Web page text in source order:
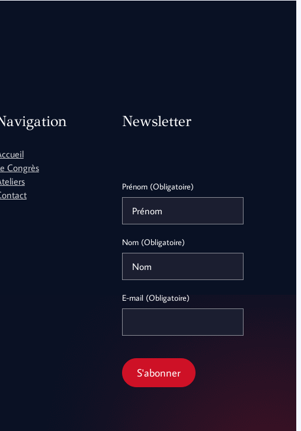
Congrès
Newsletter
Prénom (Obligatoire)
Nom (Obligatoire)
E-mail (Obligatoire)